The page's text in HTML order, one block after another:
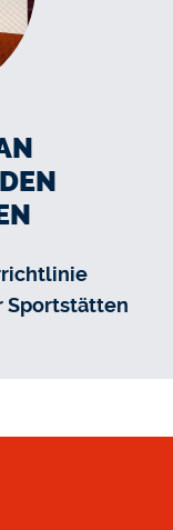
Sportstätten